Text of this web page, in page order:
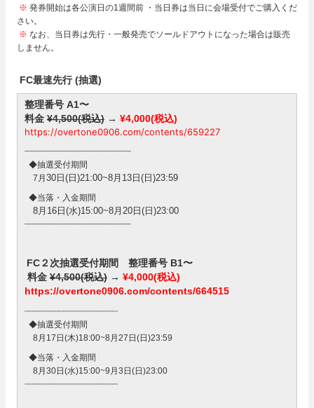
※ 発券開始は各公演日の1週間前 ・当日券は当日に会場受付でご購入くだ
さい。
※ なお、当日券は先行・一般発売でソールドアウトになった場合は販売
しません。
FC最速先行 (抽選)​
整理番号 A1〜
料金 ¥4,500(税込) → ¥4,000(税込)
https://overtone0906.com/contents/659227
┈┈┈┈┈┈┈┈┈┈┈┈┈┈┈┈┈┈┈
◆抽選受付期間
7月30日(日)21:00~8月13日(日)23:59
◆当落・入金期間
8月16日(水)15:00~8月20日(日)23:00
┈┈┈┈┈┈┈┈┈┈┈┈┈┈┈┈┈┈┈
FC２次抽選受付期間 整理番号 B1〜
料金 ¥4,500(税込) → ¥4,000(税込)
https://overtone0906.com/contents/664515
┈┈┈┈┈┈┈┈┈┈┈┈┈┈┈┈┈┈┈
◆抽選受付期間
8月17日(木)18:00~8月27日(日)23:59
◆当落・入金期間
8月30日(水)15:00~9月3日(日)23:00
┈┈┈┈┈┈┈┈┈┈┈┈┈┈┈┈┈┈┈